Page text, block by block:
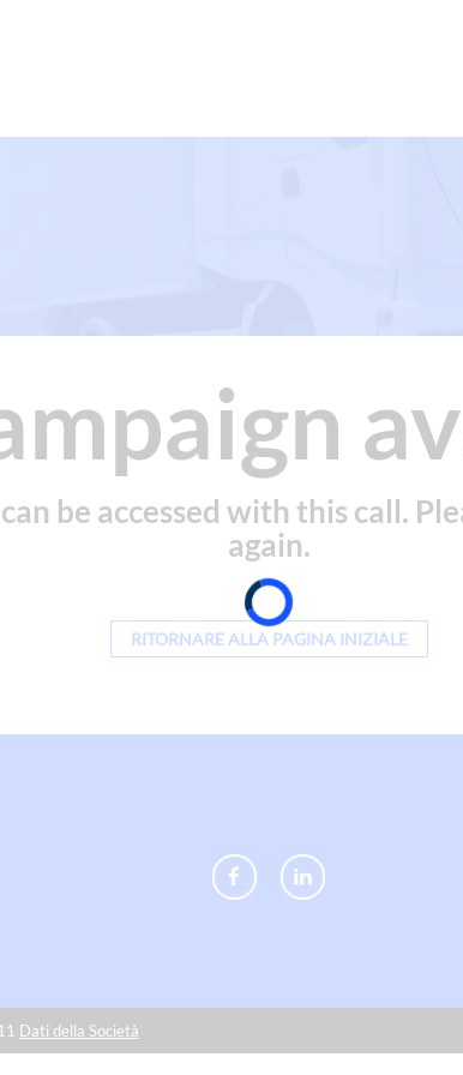
be accessed with this call.
again.
RITORNARE ALLA PAGINA INIZIALE
Dati della Società